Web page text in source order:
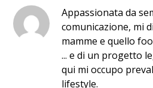
Appassionata da
comunicazione, mi
mamme e quello
... e di un progetto
qui mi occupo
lifestyle.